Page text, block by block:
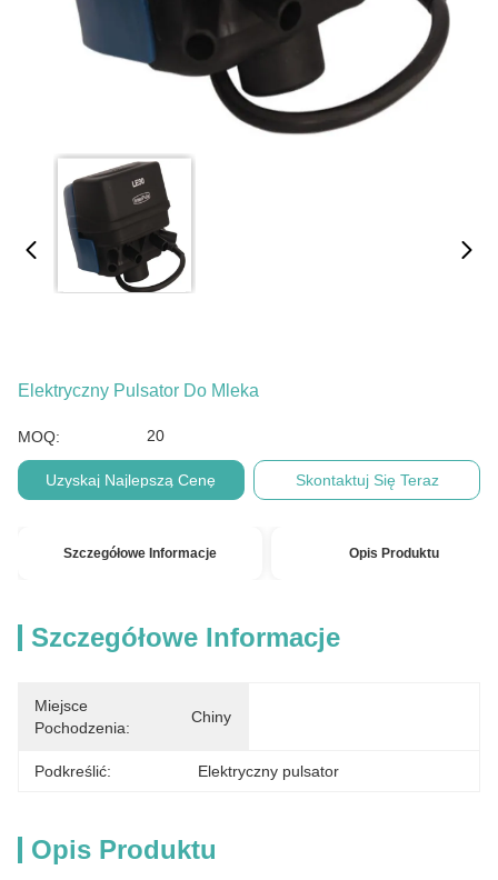
Elektryczny Pulsator Do Mleka
MOQ: 20
Uzyskaj Najlepszą Cenę Skontaktuj Się Teraz
Szczegółowe Informacje Opis Produktu
Szczegółowe Informacje
Miejsce
Pochodzenia:
Chiny
Podkreślić: Elektryczny pulsator
Opis Produktu